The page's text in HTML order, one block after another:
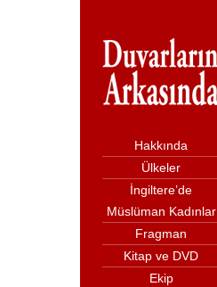
Hakkında
Ülkeler
İngiltere’de
Müslüman Kadınlar
Fragman
Kitap ve DVD
Ekip